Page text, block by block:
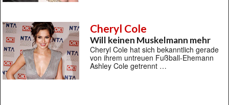
Cheryl Cole
Will keinen Muskelmann mehr
Cheryl Cole hat sich bekanntlich gerade
von ihrem untreuen Fußball-Ehemann
Ashley Cole getrennt …